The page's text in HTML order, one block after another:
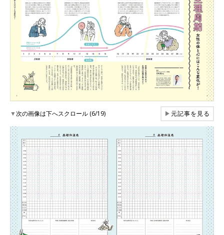
▼次の画像は下へスクロール (6/19) ▶元記事を見る